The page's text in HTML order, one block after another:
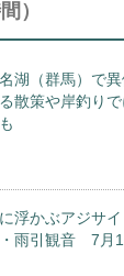
）
湖（群馬）で
散策や岸釣り
浮かぶアジサ
・雨引観音 7月